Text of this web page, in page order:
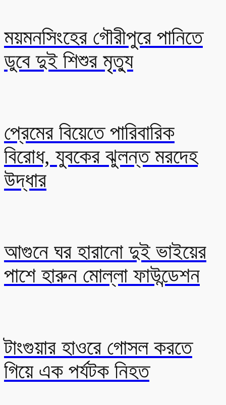
ময়মনসিংহের গৌরীপুরে পানিতে
ডুবে দুই শিশুর মৃত্যু
প্রেমের বিয়েতে পারিবারিক
বিরোধ, যুবকের ঝুলন্ত মরদেহ
উদ্ধার
আগুনে ঘর হারানো দুই ভাইয়ের
পাশে হারুন মোল্লা ফাউন্ডেশন
টাংগুয়ার হাওরে গোসল করতে
গিয়ে এক পর্যটক নিহত